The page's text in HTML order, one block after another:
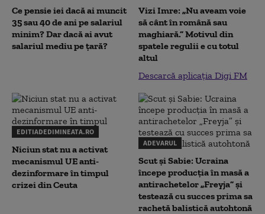
Ce pensie iei dacă ai muncit
35 sau 40 de ani pe salariul
minim? Dar dacă ai avut
salariul mediu pe țară?
Vizi Imre: „Nu aveam voie
să cânt în română sau
maghiară.” Motivul din
spatele regulii e cu totul
altul
Descarcă aplicația Digi FM
EDITIADEDIMINEATA.RO
Niciun stat nu a activat
mecanismul UE anti-
dezinformare în timpul
crizei din Ceuta
ADEVARUL
Scut și Sabie: Ucraina
începe producția în masă a
antirachetelor „Freyja” și
testează cu succes prima sa
rachetă balistică autohtonă